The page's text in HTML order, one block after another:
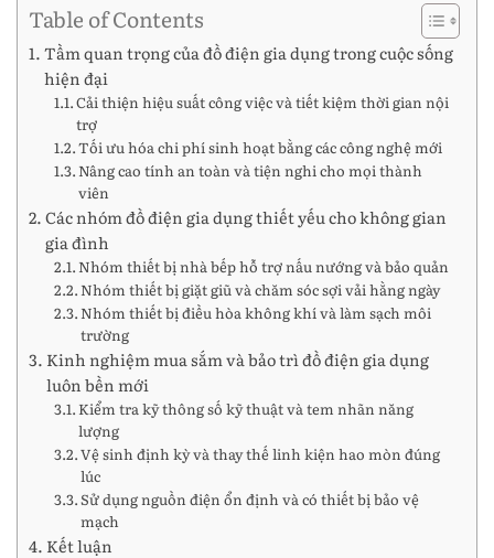
Table of Contents
Tầm quan trọng của đồ điện gia dụng trong cuộc sống
hiện đại
Cải thiện hiệu suất công việc và tiết kiệm thời gian nội
trợ
Tối ưu hóa chi phí sinh hoạt bằng các công nghệ mới
Nâng cao tính an toàn và tiện nghi cho mọi thành
viên
Các nhóm đồ điện gia dụng thiết yếu cho không gian
gia đình
Nhóm thiết bị nhà bếp hỗ trợ nấu nướng và bảo quản
Nhóm thiết bị giặt giũ và chăm sóc sợi vải hằng ngày
Nhóm thiết bị điều hòa không khí và làm sạch môi
trường
Kinh nghiệm mua sắm và bảo trì đồ điện gia dụng
luôn bền mới
Kiểm tra kỹ thông số kỹ thuật và tem nhãn năng
lượng
Vệ sinh định kỳ và thay thế linh kiện hao mòn đúng
lúc
Sử dụng nguồn điện ổn định và có thiết bị bảo vệ
mạch
Kết luận